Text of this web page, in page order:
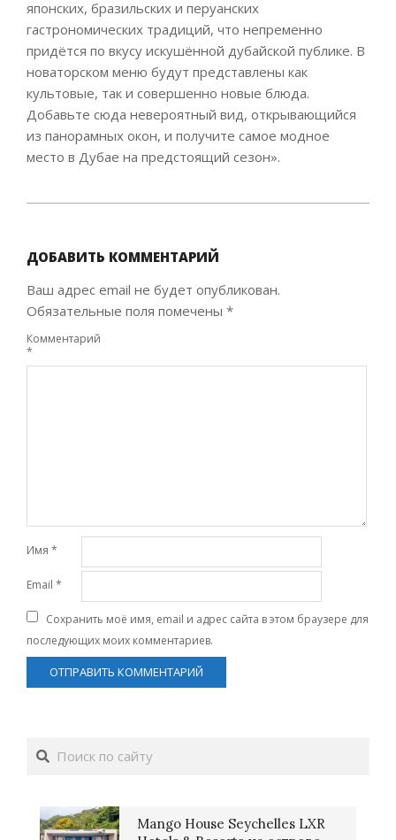
японских, бразильских и перуанских
гастрономических традиций, что непременно
придётся по вкусу искушённой дубайской публике. В
новаторском меню будут представлены как
культовые, так и совершенно новые блюда.
Добавьте сюда невероятный вид, открывающийся
из панорамных окон, и получите самое модное
место в Дубае на предстоящий сезон».
20
ДОБАВИТЬ КОММЕНТАРИЙ
Ваш адрес email не будет опубликован.
Обязательные поля помечены *
Комментарий
*
Имя *
Email *
Сохранить моё имя, email и адрес сайта в этом браузере для
последующих моих комментариев.
Поиск
Mango House Seychelles LXR